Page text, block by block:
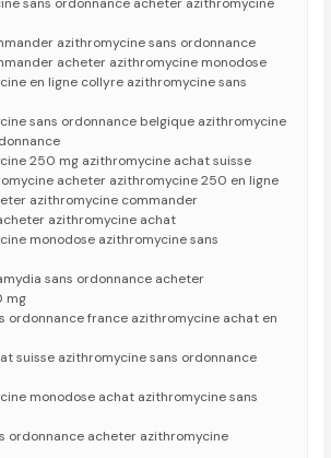
azithromycine sans ordonnance
acheter azithromycine monodose
en ligne collyre azithromycine sans
sans ordonnance belgique azithromycine
250 mg azithromycine achat suisse
acheter azithromycine 250 en ligne
azithromycine commander
azithromycine achat
monodose azithromycine sans
sans ordonnance acheter
mg
ordonnance france azithromycine achat en
suisse azithromycine sans ordonnance
monodose achat azithromycine sans
ordonnance acheter azithromycine